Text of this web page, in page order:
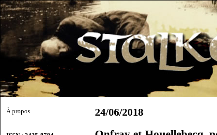
À propos
24/06/2018